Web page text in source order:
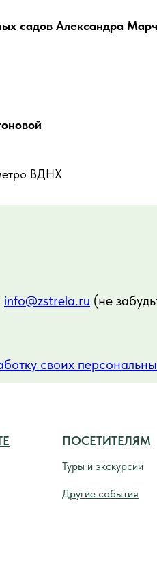
садов Александра
ВДНХ
info@zstrela.ru (не
своих
ПОСЕТИТЕЛЯМ
Туры и экскурсии
Другие события